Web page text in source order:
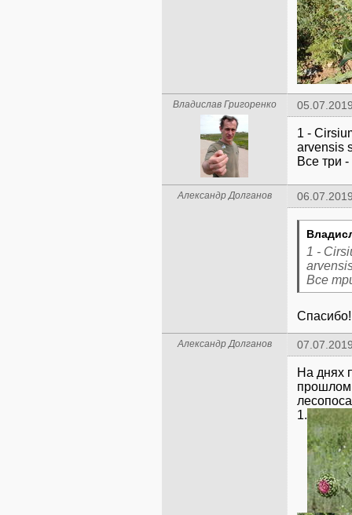
Владислав Григоренко
1 -
arvensis
Все три
Александр Долганов
1 -
Все
Спасибо!
Александр Долганов
На днях
прошлом
1.